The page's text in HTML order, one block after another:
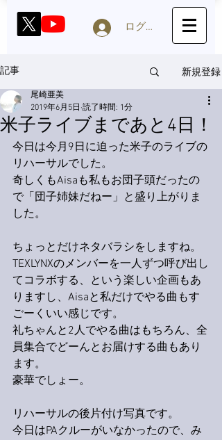
ログイン
記事 新規登録
米子ライブまであと4日！
尾崎亜美
2019年6月5日 読了時間: 1分
今日は今月9日に迫った米子のライブの
リハーサルでした。
奇しくもAisaも私もお団子頭だったの
で「団子姉妹だねー」と盛り上がりま
した。
ちょっとだけネタバラシをしますね。
TEXLYNXのメンバーを一人ずつ呼び出し
てコラボする、という楽しい企画もあ
りますし、Aisaと私だけでやる曲もす
ごーくいい感じです。
礼ちゃんと2人でやる曲はもちろん、全
員集合でどーんとお届けする曲もあり
ます。
豪華でしょー。
リハーサルの後片付け写真です。
今日はPAクルーがいなかったので、み